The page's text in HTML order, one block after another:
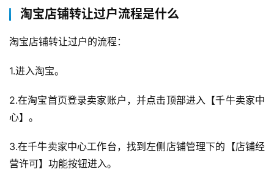
媒
G
E
优
化
i
淘宝店铺转让过户流程是什么
淘宝店铺转让过户的流程：
1.进入淘宝。
2.在淘宝首页登录卖家账户，并点击顶部进入【千牛卖家中
心】。
3.在千牛卖家中心工作台，找到左侧店铺管理下的【店铺经
营许可】功能按钮进入。